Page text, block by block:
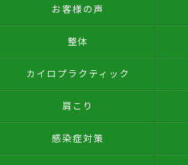
お客様の声
整体
カイロプラクティック
肩こり
感染症対策